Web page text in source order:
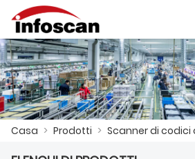
CASA
العربية 中文 Deutsch
Casa > Prodotti > Scanner di